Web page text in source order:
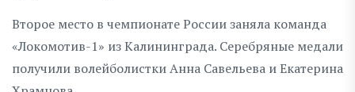
Второе место в чемпионате России заняла команда
«Локомотив-1» из Калининграда. Серебряные медали
получили волейболистки Анна Савельева и Екатерина